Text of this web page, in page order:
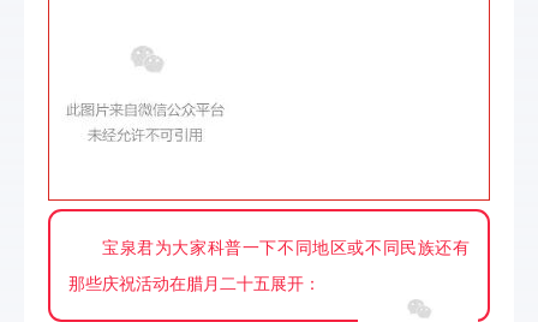
宝泉君为大家科普一下不同地区或不同民族还有
那些庆祝活动在腊月二十五展开：